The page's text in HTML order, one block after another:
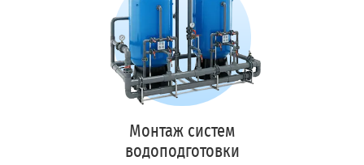
Монтаж систем
водоподготовки